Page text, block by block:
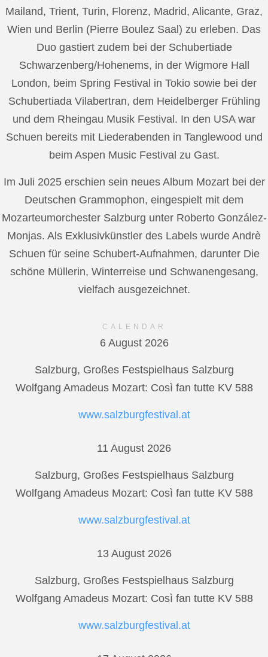
Mailand, Trient, Turin, Florenz, Madrid, Alicante, Graz,
Wien und Berlin (Pierre Boulez Saal) zu erleben. Das
Duo gastiert zudem bei der Schubertiade
Schwarzenberg/Hohenems, in der Wigmore Hall
London, beim Spring Festival in Tokio sowie bei der
Schubertiada Vilabertran, dem Heidelberger Frühling
und dem Rheingau Musik Festival. In den USA war
Schuen bereits mit Liederabenden in Tanglewood und
beim Aspen Music Festival zu Gast.
Im Juli 2025 erschien sein neues Album Mozart bei der
Deutschen Grammophon, eingespielt mit dem
Mozarteumorchester Salzburg unter Roberto González-
Monjas. Als Exklusivkünstler des Labels wurde Andrè
Schuen für seine Schubert-Aufnahmen, darunter Die
schöne Müllerin, Winterreise und Schwanengesang,
vielfach ausgezeichnet.
CALENDAR
6 August 2026
Salzburg, Großes Festspielhaus Salzburg
Wolfgang Amadeus Mozart: Così fan tutte KV 588
www.salzburgfestival.at
11 August 2026
Salzburg, Großes Festspielhaus Salzburg
Wolfgang Amadeus Mozart: Così fan tutte KV 588
www.salzburgfestival.at
13 August 2026
Salzburg, Großes Festspielhaus Salzburg
Wolfgang Amadeus Mozart: Così fan tutte KV 588
www.salzburgfestival.at